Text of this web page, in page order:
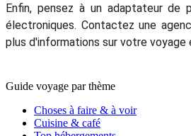
Enfin, pensez à un adaptateur de
électroniques. Contactez une
plus d'informations sur votre voyage
Guide voyage par thème
Choses à faire & à voir
Cuisine & café